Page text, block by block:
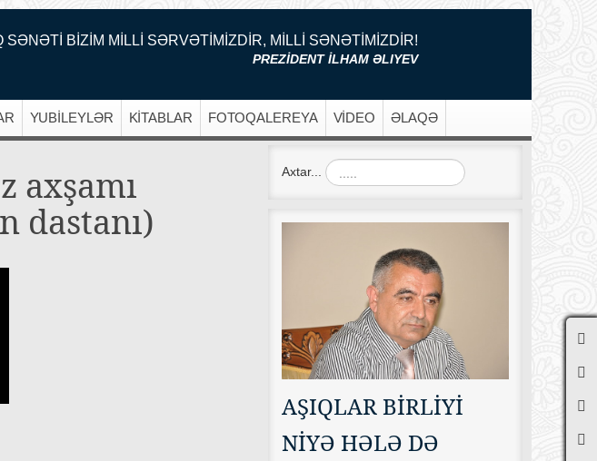
SƏNƏTİ BİZİM MİLLİ SƏRVƏTİMİZDİR, MİLLİ SƏNƏTİMİZDİR!
PREZİDENT İLHAM ƏLIYEV
YUBİLEYLƏR KİTABLAR FOTOQALEREYA VİDEO ƏLAQƏ
axşamı
dastanı)
Axtar...
AŞIQLAR BİRLİYİ
NİYƏ HƏLƏ DƏ